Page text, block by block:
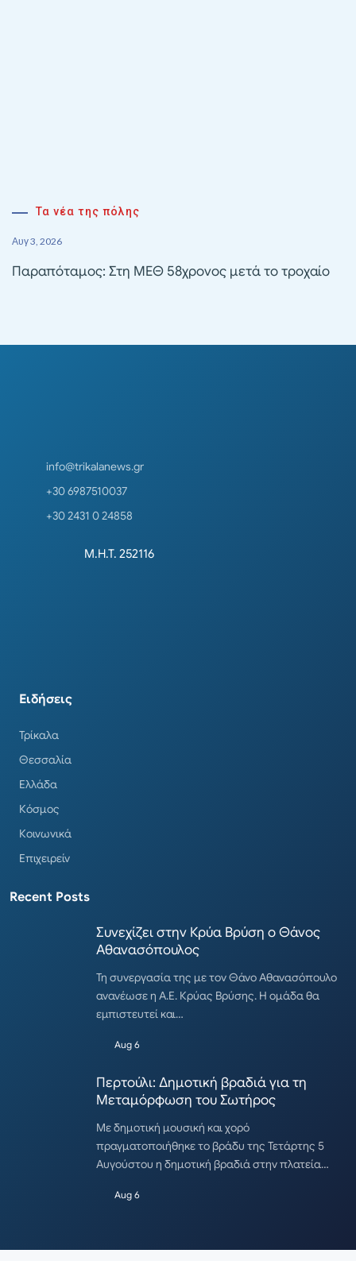
Τα νέα της πόλης
Αυγ 3, 2026
Παραπόταμος: Στη ΜΕΘ 58χρονος μετά το τροχαίο
info@trikalanews.gr
+30 6987510037
+30 2431 0 24858
Μ.Η.Τ. 252116
Ειδήσεις
Τρίκαλα
Θεσσαλία
Ελλάδα
Κόσμος
Κοινωνικά
Επιχειρείν
Recent Posts
Συνεχίζει στην Κρύα Βρύση ο Θάνος
Αθανασόπουλος
Τη συνεργασία της με τον Θάνο Αθανασόπουλο
ανανέωσε η Α.Ε. Κρύας Βρύσης. Η ομάδα θα
εμπιστευτεί και…
Aug 6
Περτούλι: Δημοτική βραδιά για τη
Μεταμόρφωση του Σωτήρος
Με δημοτική μουσική και χορό
πραγματοποιήθηκε το βράδυ της Τετάρτης 5
Αυγούστου η δημοτική βραδιά στην πλατεία…
Aug 6